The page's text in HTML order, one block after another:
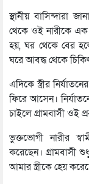
স্থানীয় বাসিন্দারা
থেকে ওই নারীকে
হয়, ঘর থেকে বের
ঘরে আবদ্ধ থেকে
এদিকে স্ত্রীর
ফিরে আসেন।
চাইলে গ্রামবাসী ওই
ভুক্তভোগী নারীর
করেছেন। গ্রামবাসী
আমার স্ত্রীকে হেয়